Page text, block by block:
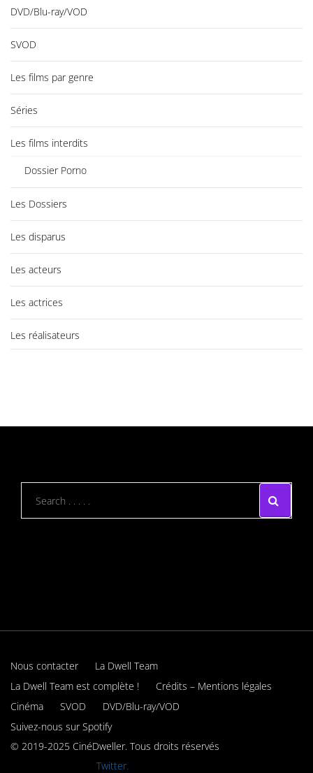
DVD/Blu-ray/VOD
SVOD
Les films par genre
Séries
Les films interdits
Dossier Porno
Les Dossiers
Les disparus
Les acteurs
Les actrices
Les réalisateurs
Nous contacter
La Dwell Team
La Dwell Team est complète !
Crédits – Mentions légales
Cinéma
SVOD
DVD/Blu-ray/VOD
Suivez-nous sur Spotify
© 2019-2025 CinéDweller. Tous droits réservés
Twitter.